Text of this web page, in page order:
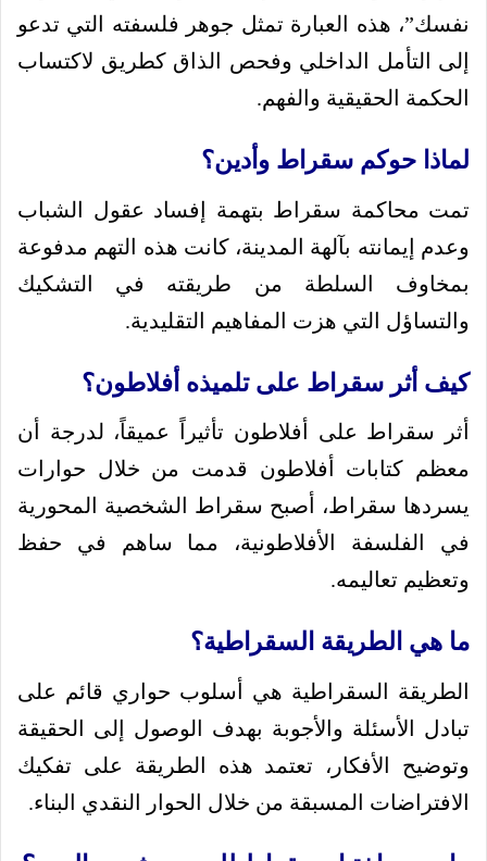
نفسك”، هذه العبارة تمثل جوهر فلسفته التي تدعو
إلى التأمل الداخلي وفحص الذاق كطريق لاكتساب
الحكمة الحقيقية والفهم.
لماذا حوكم سقراط وأدين؟
تمت محاكمة سقراط بتهمة إفساد عقول الشباب
وعدم إيمانته بآلهة المدينة، كانت هذه التهم مدفوعة
بمخاوف السلطة من طريقته في التشكيك
والتساؤل التي هزت المفاهيم التقليدية.
كيف أثر سقراط على تلميذه أفلاطون؟
أثر سقراط على أفلاطون تأثيراً عميقاً، لدرجة أن
معظم كتابات أفلاطون قدمت من خلال حوارات
يسردها سقراط، أصبح سقراط الشخصية المحورية
في الفلسفة الأفلاطونية، مما ساهم في حفظ
وتعظيم تعاليمه.
ما هي الطريقة السقراطية؟
الطريقة السقراطية هي أسلوب حواري قائم على
تبادل الأسئلة والأجوبة بهدف الوصول إلى الحقيقة
وتوضيح الأفكار، تعتمد هذه الطريقة على تفكيك
الافتراضات المسبقة من خلال الحوار النقدي البناء.